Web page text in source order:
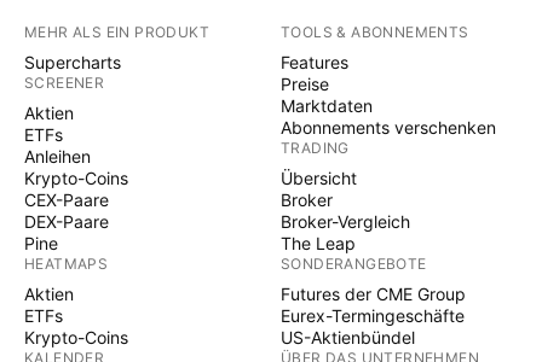
MEHR ALS EIN PRODUKT
Supercharts
SCREENER
Aktien
ETFs
Anleihen
Krypto-Coins
CEX-Paare
DEX-Paare
Pine
HEATMAPS
Aktien
ETFs
Krypto-Coins
KALENDER
TOOLS & ABONNEMENTS
Features
Preise
Marktdaten
Abonnements verschenken
TRADING
Übersicht
Broker
Broker-Vergleich
The Leap
SONDERANGEBOTE
Futures der CME Group
Eurex-Termingeschäfte
US-Aktienbündel
ÜBER DAS UNTERNEHMEN